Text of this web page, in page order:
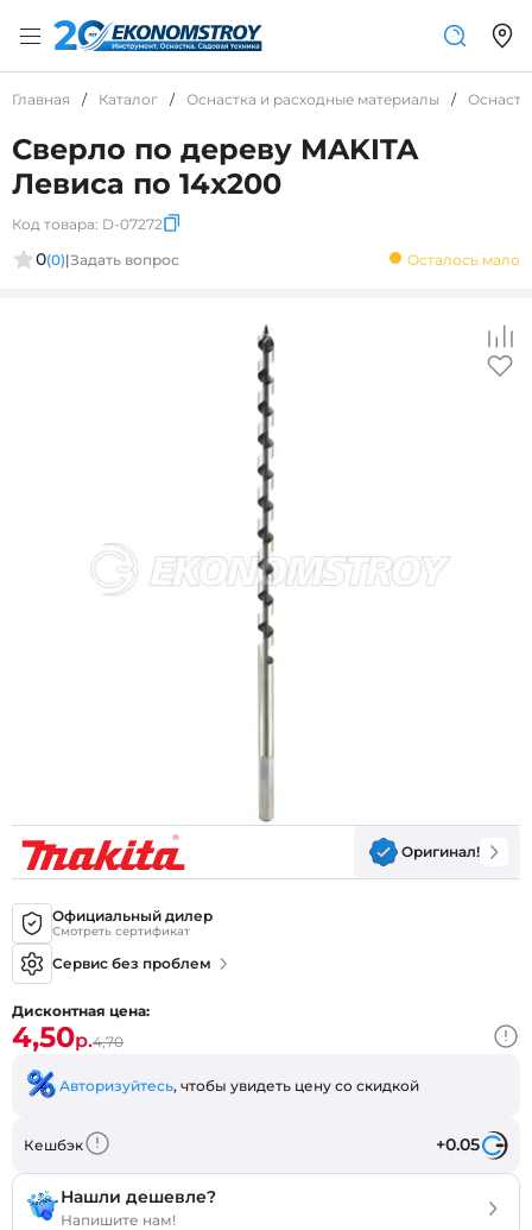
Главная / Каталог / Оснастка и расходные материалы /
Сверло по дереву MAKITA
Левиса по 14x200
Код товара: D-07272
0(0)|Задать вопрос Осталось мало
Оригинал!
Официальный дилер
Смотреть сертификат
Сервис без проблем
Дисконтная цена:
4,50р.4,70
Авторизуйтесь, чтобы увидеть цену со скидкой
Кешбэк +0.05
Нашли дешевле?
Напишите нам!